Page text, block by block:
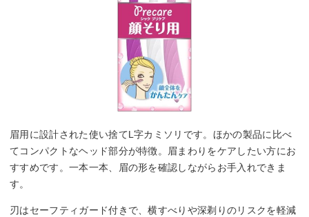
眉用に設計された使い捨てL字カミソリです。ほかの製品に比べ
てコンパクトなヘッド部分が特徴。眉まわりをケアしたい方にお
すすめです。一本一本、眉の形を確認しながらお手入れできま
す。
刃はセーフティガード付きで、横すべりや深剃りのリスクを軽減